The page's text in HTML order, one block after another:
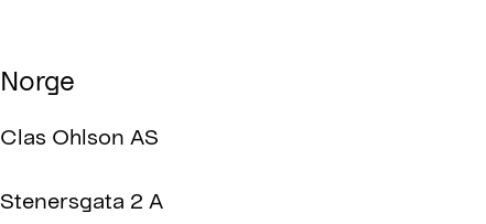
Norge
Clas Ohlson AS
Stenersgata 2 A